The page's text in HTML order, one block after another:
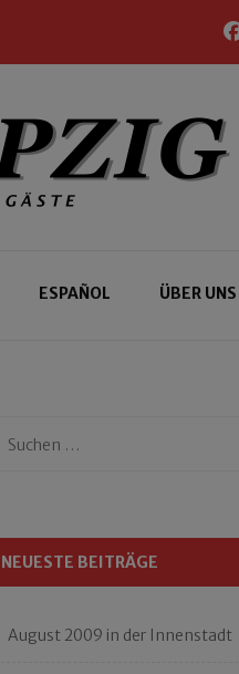
ESPAÑOL ÜBER UNS
Suchen
NEUESTE BEITRÄGE
August 2009 in der Innenstadt